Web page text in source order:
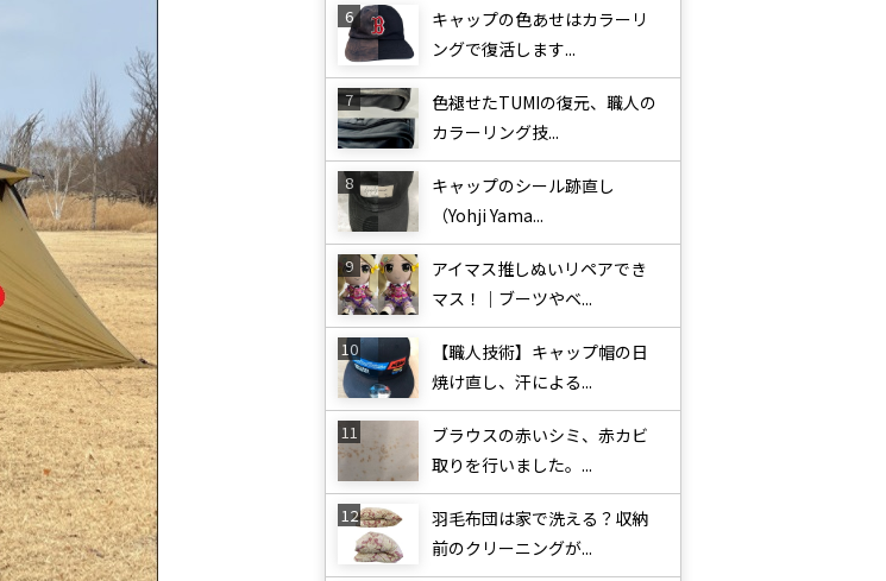
キャップの色あせはカラーリ
ングで復活します...
色褪せたTUMIの復元、職人の
カラーリング技...
キャップのシール跡直し
（Yohji Yama...
アイマス推しぬいリペアでき
マス！｜ブーツやベ...
【職人技術】キャップ帽の日
焼け直し、汗による...
ブラウスの赤いシミ、赤カビ
取りを行いました。...
羽毛布団は家で洗える？収納
前のクリーニングが...